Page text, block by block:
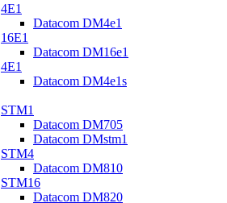
4E1
Datacom DM4e1
16E1
Datacom DM16e1
4E1
Datacom DM4e1s
STM1
Datacom DM705
Datacom DMstm1
STM4
Datacom DM810
STM16
Datacom DM820